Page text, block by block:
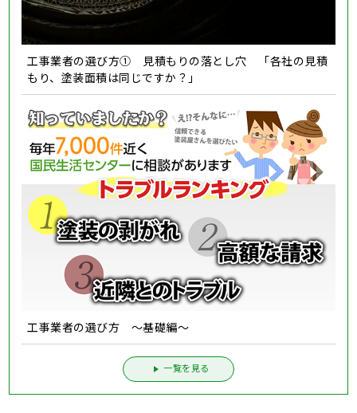
工事業者の選び方① 見積もりの落とし穴 「各社の見積
もり、塗装面積は同じですか？」
工事業者の選び方 ～基礎編～
一覧を見る